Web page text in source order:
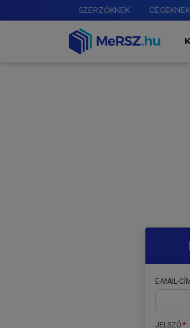
SZERZŐKNEK CÉGEKNEK
E-MAIL-CÍM
JELSZÓ